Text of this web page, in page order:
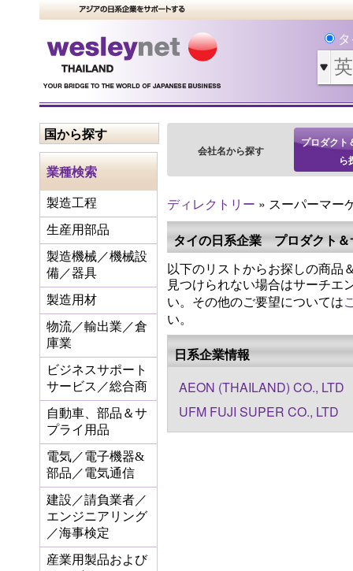
国から探す
業種検索
製造工程
生産用部品
製造機械／機械設
備／器具
製造用材
物流／輸出業／倉
庫業
ビジネスサポート
サービス／総合商
自動車、部品＆サ
プライ用品
電気／電子機器&
部品／電気通信
建設／請負業者／
エンジニアリング
／海事検定
産業用製品および
会社名から探す
プロダクト
ら
ディレクトリー » スーパーマー
タイの日系企業 プロダクト＆
以下のリストからお探しの商品
見つけられない場合はサーチエ
い。その他のご要望については
い。
日系企業情報
AEON (THAILAND) CO., LTD
UFM FUJI SUPER CO., LTD